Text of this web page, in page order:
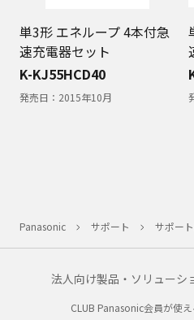
単3形 エネループ 4本付急
速充電器セット
K-KJ55HCD40
発売日： 2015年10月
Panasonic サポート サポー
法人向け製品・ソリューシ
CLUB Panasonic会員が使